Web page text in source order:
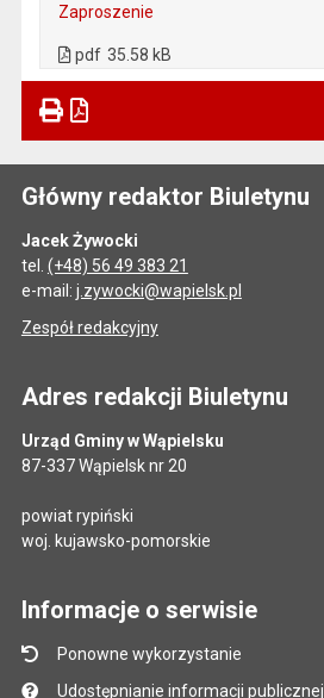
Zaproszenie
pdf 35.58 kB
Główny redaktor Biuletynu
Jacek Żywocki
tel. (+48) 56 49 383 21
e-mail: j.zywocki@wapielsk.pl
Zespół redakcyjny
Adres redakcji Biuletynu
Urząd Gminy w Wąpielsku
87-337 Wąpielsk nr 20
powiat rypiński
woj. kujawsko-pomorskie
Informacje o serwisie
Ponowne wykorzystanie
Udostępnianie informacji publicznej